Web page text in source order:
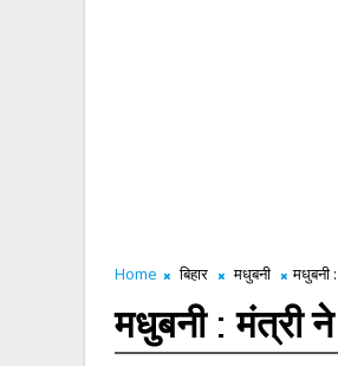
Home बिहार मधुबनी मधुबनी
मधुबनी : मंत्री